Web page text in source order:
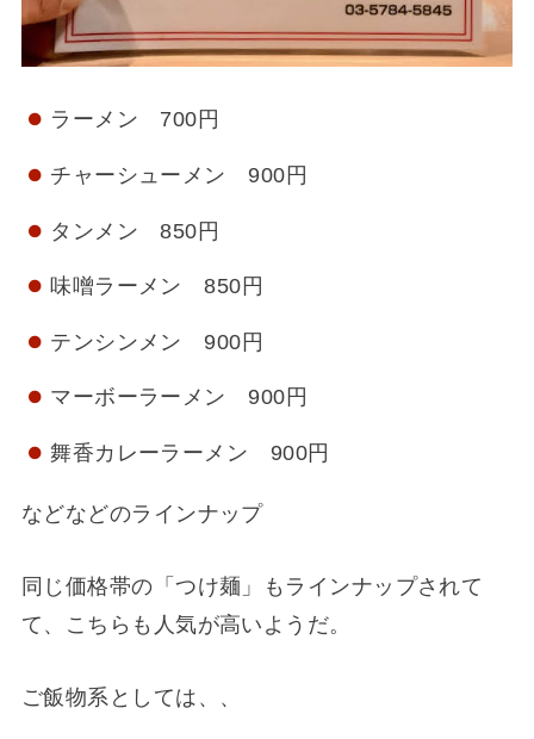
ラーメン 700円
チャーシューメン 900円
タンメン 850円
味噌ラーメン 850円
テンシンメン 900円
マーボーラーメン 900円
舞香カレーラーメン 900円
などなどのラインナップ
同じ価格帯の「つけ麺」もラインナップされて
て、こちらも人気が高いようだ。
ご飯物系としては、、